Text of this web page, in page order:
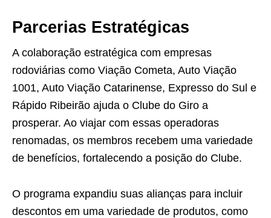
Parcerias Estratégicas
A colaboração estratégica com empresas
rodoviárias como Viação Cometa, Auto Viação
1001, Auto Viação Catarinense, Expresso do Sul e
Rápido Ribeirão ajuda o Clube do Giro a
prosperar. Ao viajar com essas operadoras
renomadas, os membros recebem uma variedade
de benefícios, fortalecendo a posição do Clube.
O programa expandiu suas alianças para incluir
descontos em uma variedade de produtos, como